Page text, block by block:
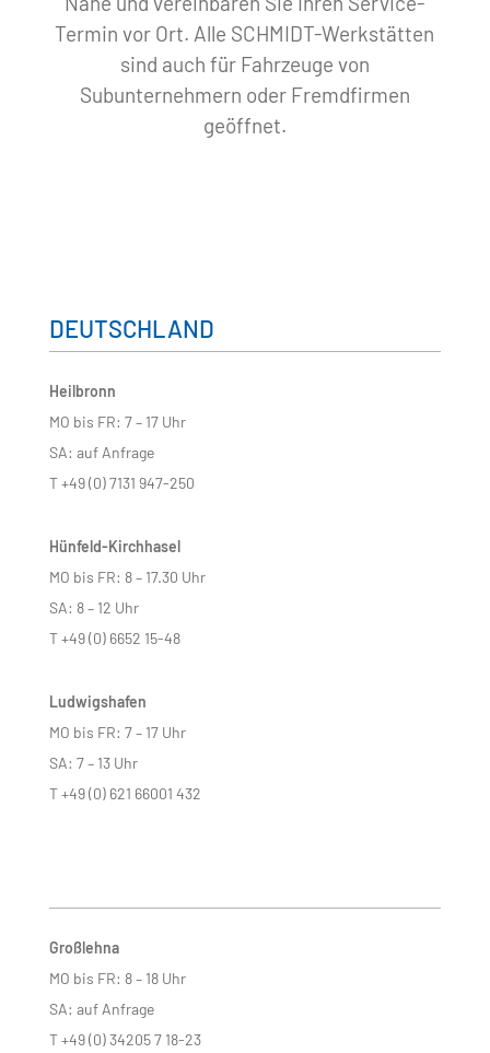
Termin vor Ort. Alle SCHMIDT-Werkstätten
sind auch für Fahrzeuge von
Subunternehmern oder Fremdfirmen
geöffnet.
DEUTSCHLAND
Heilbronn
MO bis FR: 7 – 17 Uhr
SA: auf Anfrage
T +49 (0) 7131 947-250
Hünfeld-Kirchhasel
MO bis FR: 8 – 17.30 Uhr
SA: 8 – 12 Uhr
T +49 (0) 6652 15-48
Ludwigshafen
MO bis FR: 7 – 17 Uhr
SA: 7 – 13 Uhr
T +49 (0) 621 66001 432
Großlehna
MO bis FR: 8 – 18 Uhr
SA: auf Anfrage
T +49 (0) 34205 7 18-23